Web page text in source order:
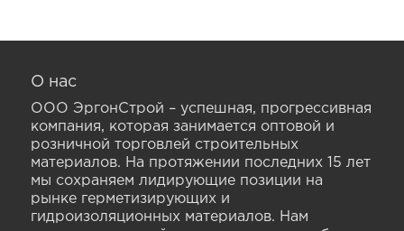
О нас
ООО ЭргонСтрой – успешная, прогрессивная
компания, которая занимается оптовой и
розничной торговлей строительных
материалов. На протяжении последних 15 лет
мы сохраняем лидирующие позиции на
рынке герметизирующих и
гидроизоляционных материалов. Нам